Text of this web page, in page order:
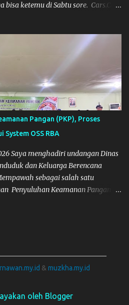
ketemu di Sabtu sore. Cars.Co
Pangan (PKP), Proses
System OSS RBA
Saya menghadiri undangan Dinas
dan Keluarga Berencana
sebagai salah satu
Penyuluhan Keamanan Pangan di
& muzkha.my.id
oleh Blogger